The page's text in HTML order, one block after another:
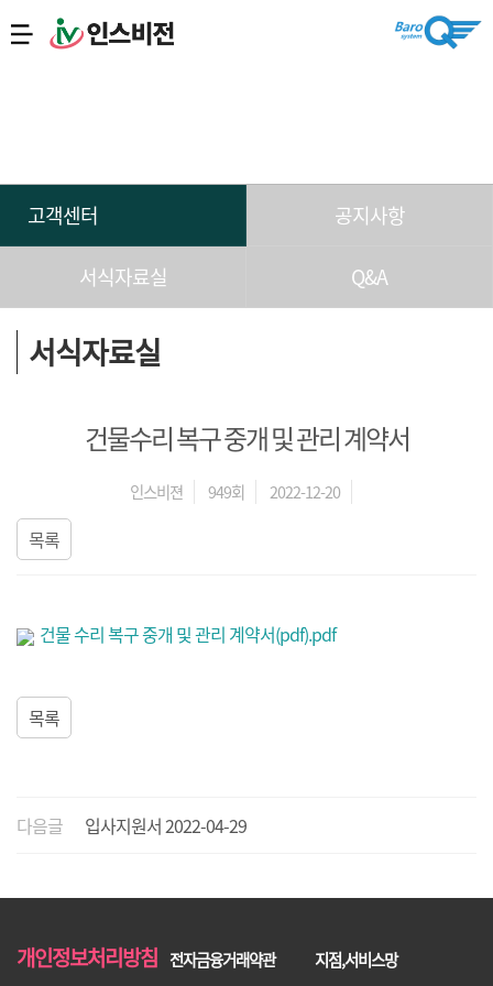
고객센터 공지사항
서식자료실 Q&A
서식자료실
건물수리 복구 중개 및 관리 계약서
인스비젼 949회 2022-12-20
목록
건물 수리 복구 중개 및 관리 계약서(pdf).pdf
목록
다음글 입사지원서2022-04-29
개인정보처리방침 전자금융거래약관 지점,서비스망